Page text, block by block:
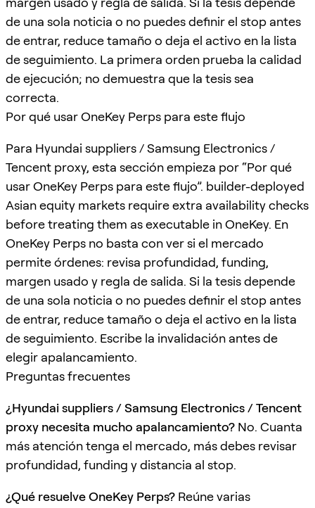
de una sola noticia o no puedes definir el stop antes
de entrar, reduce tamaño o deja el activo en la lista
de seguimiento. La primera orden prueba la calidad
de ejecución; no demuestra que la tesis sea
correcta.
Por qué usar OneKey Perps para este flujo
Para Hyundai suppliers / Samsung Electronics /
Tencent proxy, esta sección empieza por “Por qué
usar OneKey Perps para este flujo”. builder-deployed
Asian equity markets require extra availability checks
before treating them as executable in OneKey. En
OneKey Perps no basta con ver si el mercado
permite órdenes: revisa profundidad, funding,
margen usado y regla de salida. Si la tesis depende
de una sola noticia o no puedes definir el stop antes
de entrar, reduce tamaño o deja el activo en la lista
de seguimiento. Escribe la invalidación antes de
elegir apalancamiento.
Preguntas frecuentes
¿Hyundai suppliers / Samsung Electronics / Tencent
proxy necesita mucho apalancamiento? No. Cuanta
más atención tenga el mercado, más debes revisar
profundidad, funding y distancia al stop.
¿Qué resuelve OneKey Perps? Reúne varias